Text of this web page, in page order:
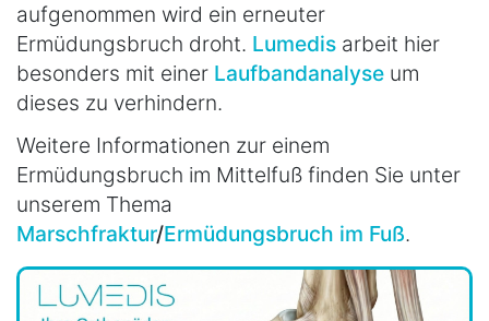
aufgenommen wird ein erneuter
Ermüdungsbruch droht. Lumedis arbeit hier
besonders mit einer Laufbandanalyse um
dieses zu verhindern.
Weitere Informationen zur einem
Ermüdungsbruch im Mittelfuß finden Sie unter
unserem Thema
Marschfraktur/Ermüdungsbruch im Fuß.